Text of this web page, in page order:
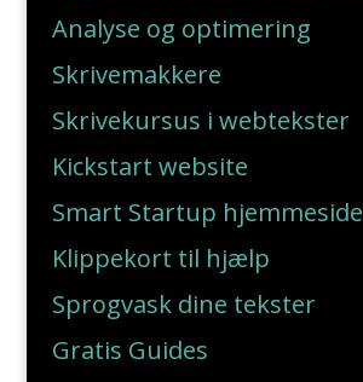
Analyse og optimering
Skrivemakkere
Skrivekursus i webtekster
Kickstart website
Smart Startup hjemmeside
Klippekort til hjælp
Sprogvask dine tekster
Gratis Guides